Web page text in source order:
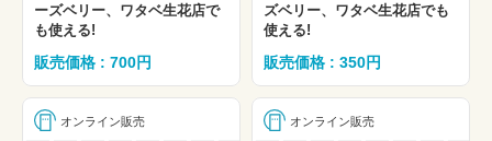
ーズベリー、ワタベ生花店で
も使える!
販売価格 : 700円
ズベリー、ワタベ生花店でも
使える!
販売価格 : 350円
オンライン販売 オンライン販売